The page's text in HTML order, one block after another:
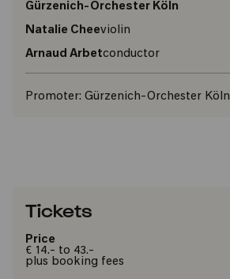
Gürzenich-Orchester Köln
Natalie Cheeviolin
Arnaud Arbetconductor
Promoter: Gürzenich-Orchester Köln
Tickets
Price
€ 14.- to 43.-
plus booking fees